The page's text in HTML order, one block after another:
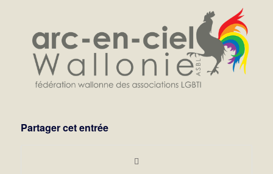
Partager cet entrée